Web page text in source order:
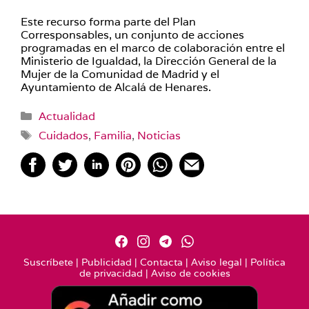
Este recurso forma parte del Plan
Corresponsables, un conjunto de acciones
programadas en el marco de colaboración entre el
Ministerio de Igualdad, la Dirección General de la
Mujer de la Comunidad de Madrid y el
Ayuntamiento de Alcalá de Henares.
Categorías
Actualidad
Etiquetas
Cuidados, Familia, Noticias
Suscríbete | Publicidad | Contacta | Aviso legal | Política
de privacidad | Aviso de cookies